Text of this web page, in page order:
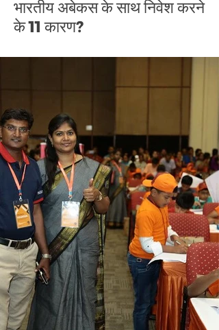
भारतीय अबेकस के साथ निवेश करने
के 11 कारण?